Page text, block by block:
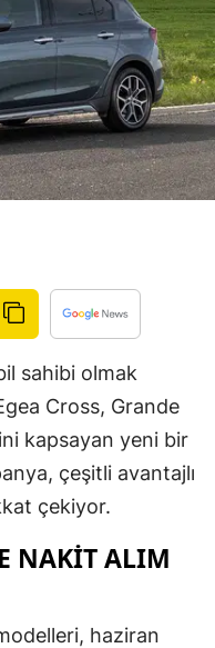
Bolu
Burdur
Bursa
Çanakkale
Çankırı
Denizli
Diyarbakır
Edirne
Elazığ
Erzincan
Eskişehir
sahibi olmak
Cross, Grande
kapsayan yeni bir
çeşitli avantajlı
çekiyor.
NAKIT ALIM
haziran